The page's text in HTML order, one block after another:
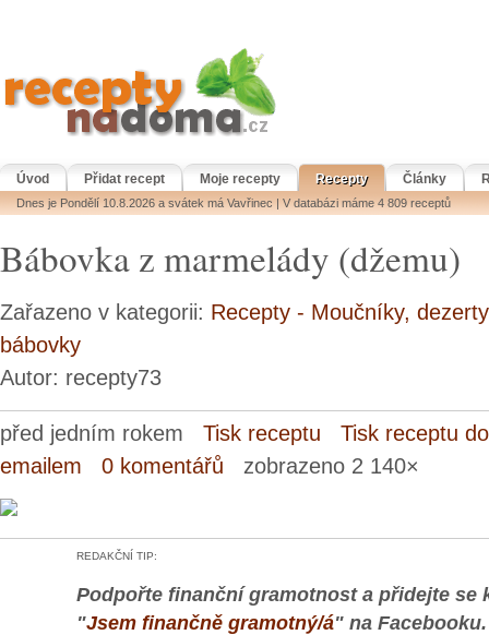
Úvod Přidat recept Moje recepty Recepty Články
Dnes je Pondělí 10.8.2026 a svátek má Vavřinec | V databázi máme 4 809 receptů
Bábovka z marmelády (džemu)
Zařazeno v kategorii: Recepty - Moučníky, dezerty
bábovky
Autor: recepty73
před jedním rokem Tisk receptu
Tisk receptu
emailem
0 komentářů zobrazeno 2 140×
REDAKČNÍ TIP:
Podpořte finanční gramotnost a přidejte se
"Jsem finančně gramotný/á" na Facebooku.